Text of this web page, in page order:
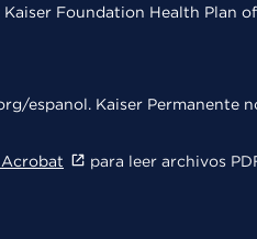
Foundation Health Plan
espanol. Kaiser Permanente
para leer archivos